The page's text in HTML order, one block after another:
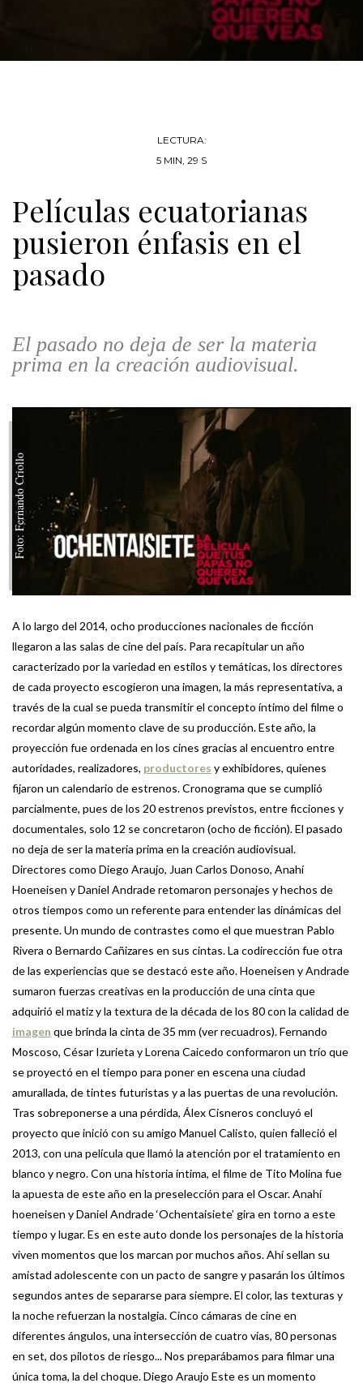
LECTURA:
5 MIN, 29 S
Películas ecuatorianas
pusieron énfasis en el
pasado
El pasado no deja de ser la materia
prima en la creación audiovisual.
Foto: Fernando Criollo
A lo largo del 2014, ocho producciones nacionales de ficción
llegaron a las salas de cine del país. Para recapitular un año
caracterizado por la variedad en estilos y temáticas, los directores
de cada proyecto escogieron una imagen, la más representativa, a
través de la cual se pueda transmitir el concepto íntimo del filme o
recordar algún momento clave de su producción. Este año, la
proyección fue ordenada en los cines gracias al encuentro entre
autoridades, realizadores, productores y exhibidores, quienes
fijaron un calendario de estrenos. Cronograma que se cumplió
parcialmente, pues de los 20 estrenos previstos, entre ficciones y
documentales, solo 12 se concretaron (ocho de ficción). El pasado
no deja de ser la materia prima en la creación audiovisual.
Directores como Diego Araujo, Juan Carlos Donoso, Anahí
Hoeneisen y Daniel Andrade retomaron personajes y hechos de
otros tiempos como un referente para entender las dinámicas del
presente. Un mundo de contrastes como el que muestran Pablo
Rivera o Bernardo Cañizares en sus cintas. La codirección fue otra
de las experiencias que se destacó este año. Hoeneisen y Andrade
sumaron fuerzas creativas en la producción de una cinta que
adquirió el matiz y la textura de la década de los 80 con la calidad de
imagen que brinda la cinta de 35 mm (ver recuadros). Fernando
Moscoso, César Izurieta y Lorena Caicedo conformaron un trío que
se proyectó en el tiempo para poner en escena una ciudad
amurallada, de tintes futuristas y a las puertas de una revolución.
Tras sobreponerse a una pérdida, Álex Cisneros concluyó el
proyecto que inició con su amigo Manuel Calisto, quien falleció el
2013, con una película que llamó la atención por el tratamiento en
blanco y negro. Con una historia íntima, el filme de Tito Molina fue
la apuesta de este año en la preselección para el Oscar. Anahí
hoeneisen y Daniel Andrade ‘Ochentaisiete’ gira en torno a este
tiempo y lugar. Es en este auto donde los personajes de la historia
viven momentos que los marcan por muchos años. Ahí sellan su
amistad adolescente con un pacto de sangre y pasarán los últimos
segundos antes de separarse para siempre. El color, las texturas y
la noche refuerzan la nostalgia. Cinco cámaras de cine en
diferentes ángulos, una intersección de cuatro vías, 80 personas
en set, dos pilotos de riesgo... Nos preparábamos para filmar una
única toma, la del choque. Diego Araujo Este es un momento